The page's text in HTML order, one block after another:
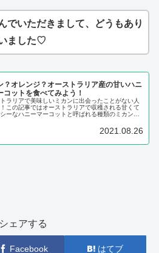
でいただきまして、どうもあり
ました♡
？オレンジ？オーストラリア産の甘いハニ
コットを食べてみよう！
ラリアで美味しいミカンに出会ったことがない人
この記事ではオーストラリアで収穫される甘くて
ーなハニーマーコットと呼ばれる種類のミカンに
を掛け合わせたタンゴールという品種にあたり、旬
8月から10月にかけてオーストラリアのスーパーや
2021.08.26
シェアする
Facebook はてブ